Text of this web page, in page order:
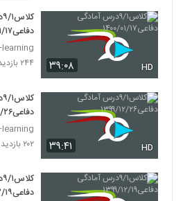
۳۹:۰۸ HD
دفاعی۱۴۰۰/۰۱/۱۷
learning
۲۴۴ بازدید
۳۹:۴۱ HD
دفاعی۱۳۹۹/۱۲/۲۶
learning
۲۰۲ بازدید
دفاعی۱۳۹۹/۱۲/۱۹